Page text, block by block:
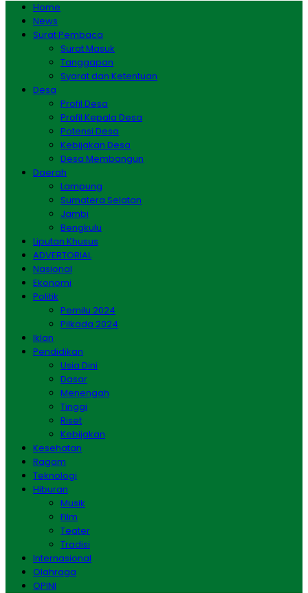
Home
News
Surat Pembaca
Surat Masuk
Tanggapan
Syarat dan Ketentuan
Desa
Profil Desa
Profil Kepala Desa
Potensi Desa
Kebijakan Desa
Desa Membangun
Daerah
Lampung
Sumatera Selatan
Jambi
Bengkulu
Liputan Khusus
ADVERTORIAL
Nasional
Ekonomi
Politik
Pemilu 2024
Pilkada 2024
Iklan
Pendidikan
Usia Dini
Dasar
Menengah
Tinggi
Riset
Kebijakan
Kesehatan
Ragam
Teknologi
Hiburan
Musik
Film
Teater
Tradisi
Internasional
Olahraga
OPINI